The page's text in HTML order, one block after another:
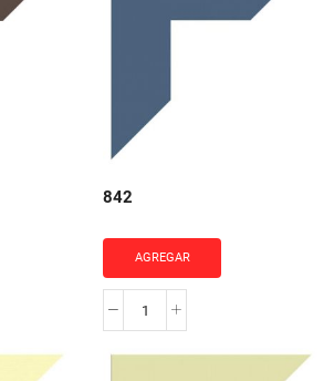
842
AGREGAR
842